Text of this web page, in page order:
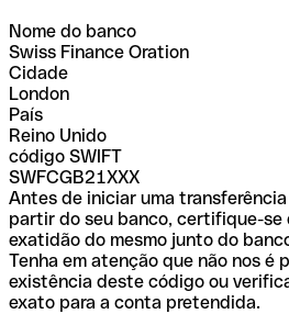
Nome do banco
Swiss Finance Oration
Cidade
London
País
Reino Unido
código SWIFT
SWFCGB21XXX
Antes de iniciar uma
partir do seu banco, certifique-se
exatidão do mesmo junto do
Tenha em atenção que não nos é
existência deste código ou
exato para a conta pretendida.